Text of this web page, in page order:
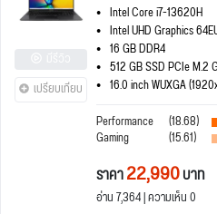
เปรียบเทียบ
Intel Core i7-13620H
Intel UHD Graphics
16 GB DDR4
512 GB SSD PCIe M.2
16.0 inch WUXGA
Performance
(18.68)
Gaming (15.61)
ราคา22,990บาท
อ่าน 7,364 | ความเห็น 0